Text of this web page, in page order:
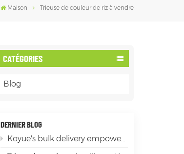
Maison Trieuse de couleur de riz à vendre
CATÉGORIES
Blog
DERNIER BLOG
Koyue's bulk delivery empowers the sorting of premium products